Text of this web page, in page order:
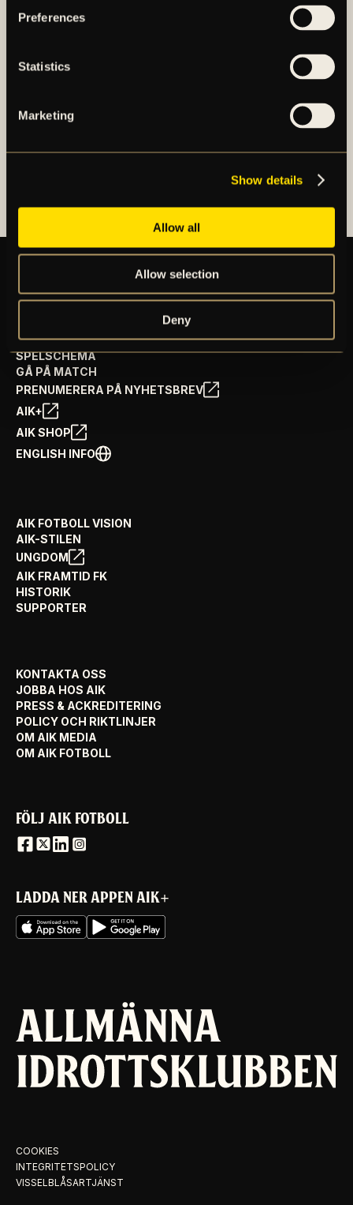
Preferences
Statistics
Marketing
Show details
Allow all
Allow selection
Deny
AIK Fotboll AB bedriver AIK Fotbollsförenings
elitfotbollsverksamhet genom ett herrlag och ett
damlag. Herrlaget spelar i Allsvenskan och damlaget
spelar i OBOS Damallsvenskan. AIK Fotboll AB är
OM AIK FOTBOLL AB
NYHETER
SPELSCHEMA
GÅ PÅ MATCH
PRENUMERERA PÅ NYHETSBREV
AIK+
AIK SHOP
ENGLISH INFO
AIK FOTBOLL VISION
AIK-STILEN
UNGDOM
AIK FRAMTID FK
HISTORIK
SUPPORTER
KONTAKTA OSS
JOBBA HOS AIK
PRESS & ACKREDITERING
POLICY OCH RIKTLINJER
OM AIK MEDIA
OM AIK FOTBOLL
FÖLJ AIK FOTBOLL
LADDA NER APPEN AIK+
COOKIES
INTEGRITETSPOLICY
VISSELBLÅSARTJÄNST